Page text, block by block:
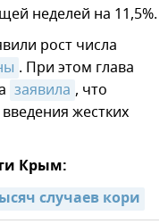
неделей на 11,5%.
рост числа
. При этом глава
заявила , что
жестких
Крым:
случаев кори